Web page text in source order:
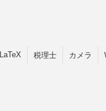
LaTeX 税理士 カメラ